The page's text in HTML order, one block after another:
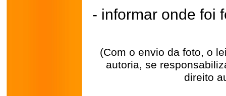
- informar onde foi
(Com o envio da foto, o
autoria, se
direito